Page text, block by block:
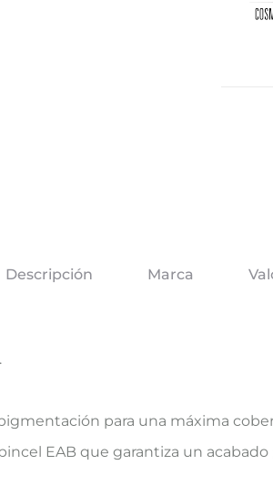
Descripción Marca
para una máxima
EAB que garantiza un